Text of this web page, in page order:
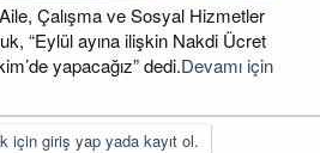
Çalışma ve Sosyal Hizmetler
“Eylül ayına ilişkin Nakdi Ücret
yapacağız” dedi.Devamı için
için giriş yap yada kayıt ol.